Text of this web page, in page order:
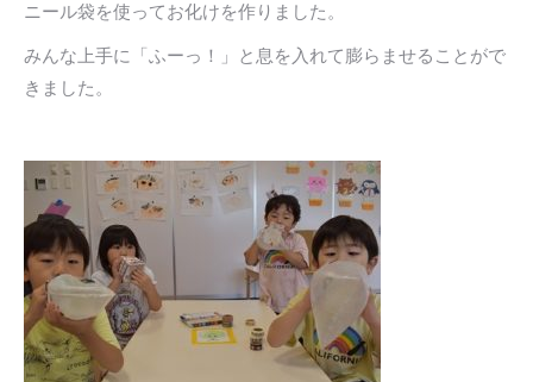
ニール袋を使ってお化けを作りました。
みんな上手に「ふーっ！」と息を入れて膨らませることがで
きました。